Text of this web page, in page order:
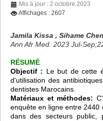
Mis à jour : 2 octobre 2023
Affichages : 2607
Jamila Kissa , Sihame
Ann Afr Med. 2023 Jul-
RÉSUMÉ
Objectif : Le but de cette
d'utilisation des
dentistes Marocains.
Matériaux et méthodes:
enquête en ligne entre 2440
dans des secteurs public,